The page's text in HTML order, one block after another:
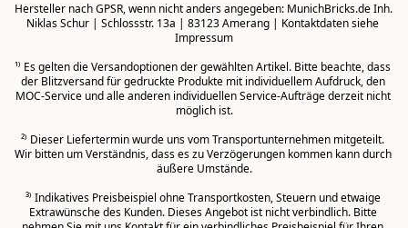
Hersteller nach GPSR, wenn nicht anders angegeben: MunichBricks.de Inh.
Niklas Schur | Schlossstr. 13a | 83123 Amerang | Kontaktdaten siehe
Impressum
¹⁾ Es gelten die Versandoptionen der gewählten Artikel. Bitte beachte, dass
der Blitzversand für gedruckte Produkte mit individuellem Aufdruck, den
MOC-Service und alle anderen individuellen Service-Aufträge derzeit nicht
möglich ist.
²⁾ Dieser Liefertermin wurde uns vom Transportunternehmen mitgeteilt.
Wir bitten um Verständnis, dass es zu Verzögerungen kommen kann durch
äußere Umstände.
³⁾ Indikatives Preisbeispiel ohne Transportkosten, Steuern und etwaige
Extrawünsche des Kunden. Dieses Angebot ist nicht verbindlich. Bitte